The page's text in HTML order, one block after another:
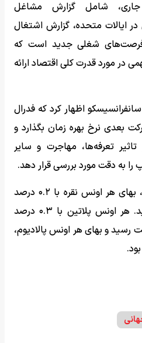
جاری، شامل گزارش مشاغل
متحده، گزارش اشتغال
فرصت‌های شغلی جدید است که
در مورد قدرت کلی اقتصاد ارائه
اظهار کرد که فدرال
بعدی نرخ بهره زمان بگذارد و
تعرفه‌ها، مهاجرت و سایر
به دقت مورد بررسی قرار دهد.
در بازار سایر فلزات ارزشمند، بهای هر اونس نقره با ۰.۲ درصد
افزایش، به ۳۲.۱۵ دلار رسید. هر اونس پلاتین با ۰.۳ درصد
به ۹۶۶ دلار و ۵۰ سنت رسید و بهای هر اونس پالادیوم،